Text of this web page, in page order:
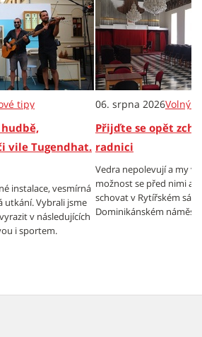
tipy
vile Tugendhat.
instalace, vesmírná
Vybrali jsme
v následujících
i sportem.
06. srpna 2026Volný
Přijďte se opět
radnici
Vedra nepolevují a my
možnost se před nimi
schovat v Rytířském
Dominikánském náměstí.